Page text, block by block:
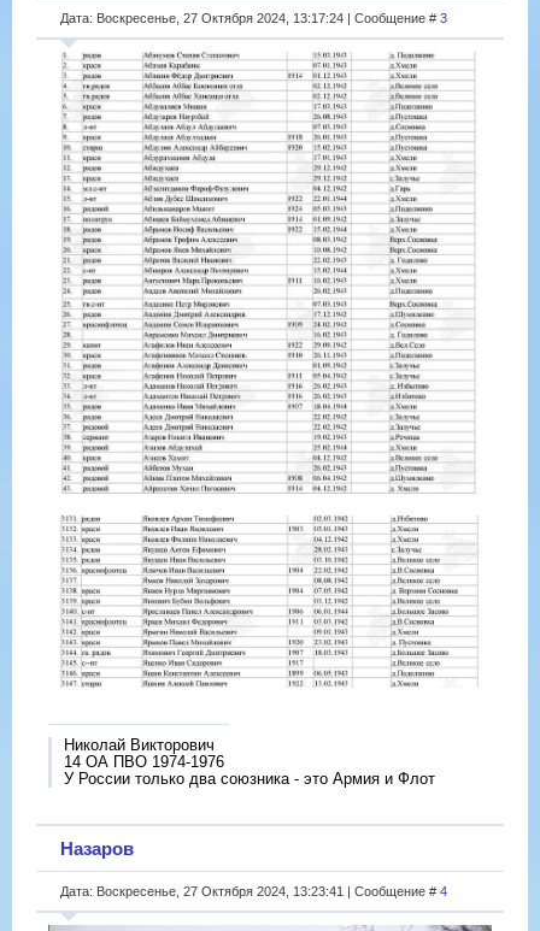
Дата: Воскресенье, 27 Октября 2024, 13:17:24 | Сообщение # 3
Николай Викторович
14 ОА ПВО 1974-1976
У России только два союзника - это Армия и Флот
Назаров
Дата: Воскресенье, 27 Октября 2024, 13:23:41 | Сообщение # 4